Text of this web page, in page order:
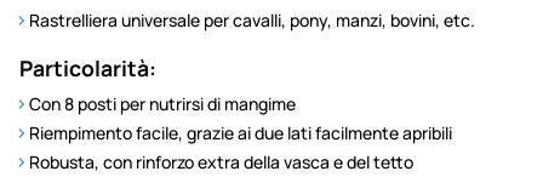
Rastrelliera universale per cavalli, pony, manzi, bovini, etc.
Particolarità:
Con 8 posti per nutrirsi di mangime
Riempimento facile, grazie ai due lati facilmente apribili
Robusta, con rinforzo extra della vasca e del tetto